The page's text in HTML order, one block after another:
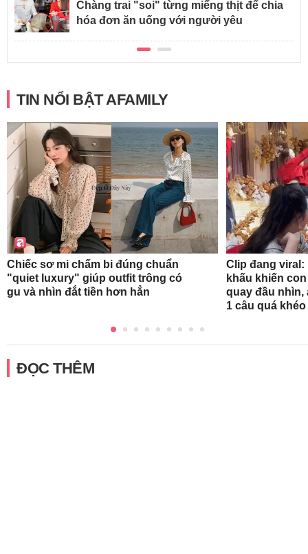
Chàng trai "soi" từng miếng thịt để chia
hóa đơn ăn uống với người yêu
TIN NỔI BẬT AFAMILY
Chiếc sơ mi chấm bi đúng chuẩn
"quiet luxury" giúp outfit trông có
gu và nhìn đắt tiền hơn hẳn
Clip đang viral:
khấu khiến
quay đầu
1 câu quá khéo
ĐỌC THÊM